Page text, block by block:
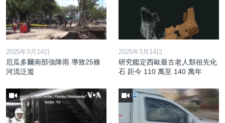
2025年3月14日
厄瓜多爾南部強降雨 導致25條
河流泛濫
2025年3月14日
研究鑑定西歐最古老人類祖先化
石 距今 110 萬至 140 萬年